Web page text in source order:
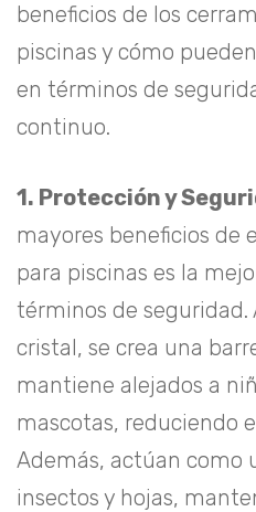
beneficios de los
piscinas y cómo
en términos de
continuo.
1. Protección y
mayores beneficios de
para piscinas es la
términos de seguridad.
cristal, se crea una
mantiene alejados a
mascotas, reduciendo
Además, actúan como
insectos y hojas,